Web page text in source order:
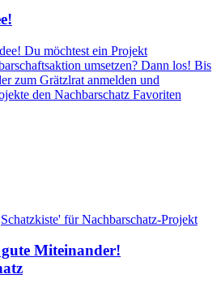
Du möchtest ein Projekt
umsetzen? Dann los! Bis
zum Grätzlrat anmelden und
den Nachbarschatz Favoriten
Miteinander!